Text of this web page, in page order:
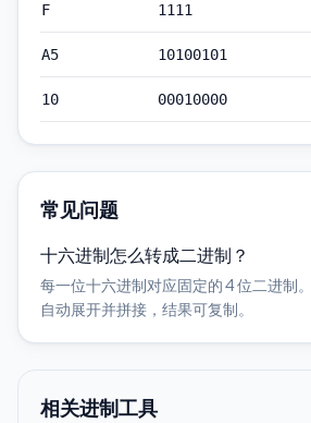
F 1111
A5 10100101
10 00010000
常见问题
十六进制怎么转成二进制？
每一位十六进制对应固定的 4 位二进制
自动展开并拼接，结果可复制。
相关进制工具